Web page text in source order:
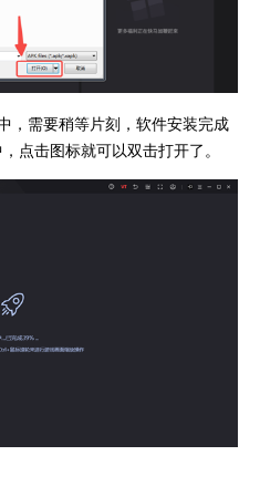
需要稍等片刻，软件安装完成
点击图标就可以双击打开了。